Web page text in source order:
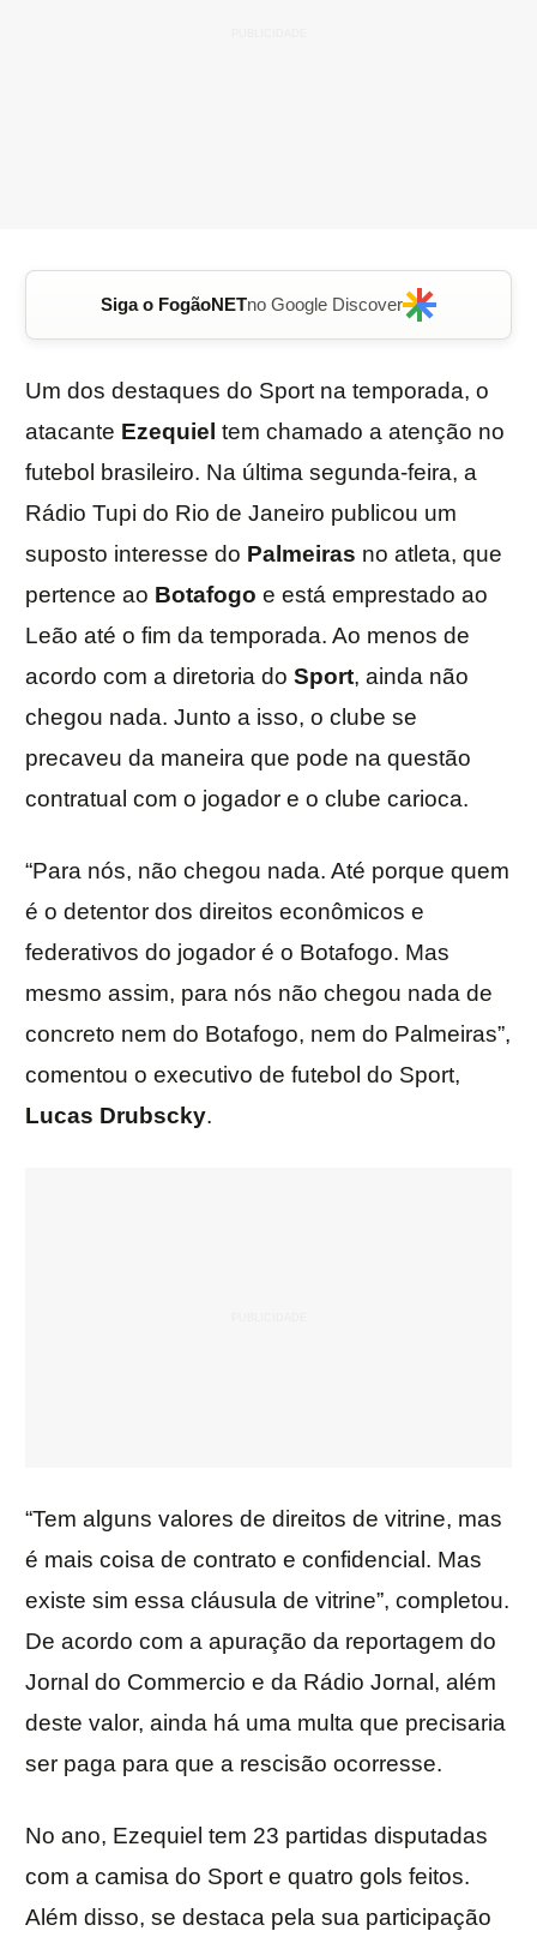
Siga o FogãoNETno Google Discover
Um dos destaques do Sport na temporada, o
atacante Ezequiel tem chamado a atenção no
futebol brasileiro. Na última segunda-feira, a
Rádio Tupi do Rio de Janeiro publicou um
suposto interesse do Palmeiras no atleta, que
pertence ao Botafogo e está emprestado ao
Leão até o fim da temporada. Ao menos de
acordo com a diretoria do Sport, ainda não
chegou nada. Junto a isso, o clube se
precaveu da maneira que pode na questão
contratual com o jogador e o clube carioca.
“Para nós, não chegou nada. Até porque quem
é o detentor dos direitos econômicos e
federativos do jogador é o Botafogo. Mas
mesmo assim, para nós não chegou nada de
concreto nem do Botafogo, nem do Palmeiras”,
comentou o executivo de futebol do Sport,
Lucas Drubscky.
“Tem alguns valores de direitos de vitrine, mas
é mais coisa de contrato e confidencial. Mas
existe sim essa cláusula de vitrine”, completou.
De acordo com a apuração da reportagem do
Jornal do Commercio e da Rádio Jornal, além
deste valor, ainda há uma multa que precisaria
ser paga para que a rescisão ocorresse.
No ano, Ezequiel tem 23 partidas disputadas
com a camisa do Sport e quatro gols feitos.
Além disso, se destaca pela sua participação